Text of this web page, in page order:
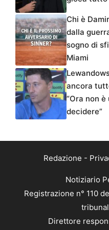
Chi è
dalla
sogno di
Miami
ancora
“Ora non
decidere”
Redazione -
Notiziario
Registrazione n° 110
Direttore